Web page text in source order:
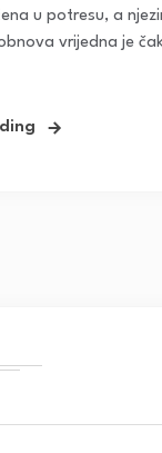
u potresu, a
vrijedna je